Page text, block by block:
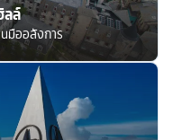
ลล์
มืออลังการ